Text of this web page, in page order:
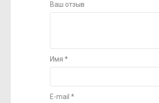
Ваш отзыв
Имя *
E-mail *